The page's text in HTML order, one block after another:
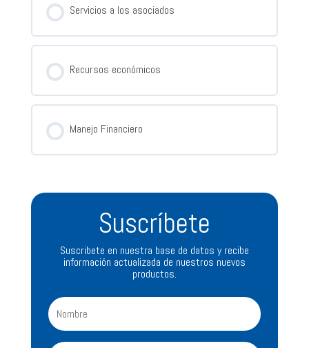
Servicios a los asociados
Recursos económicos
Manejo Financiero
Suscríbete
Suscribete en nuestra base de datos y recibe
información actualizada de nuestros nuevos
productos.